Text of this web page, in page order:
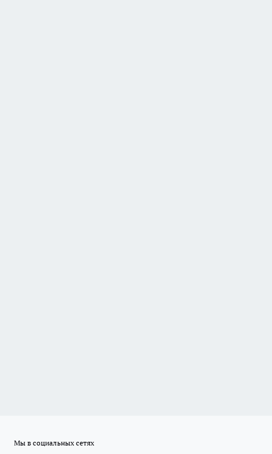
Мы в социальных сетях